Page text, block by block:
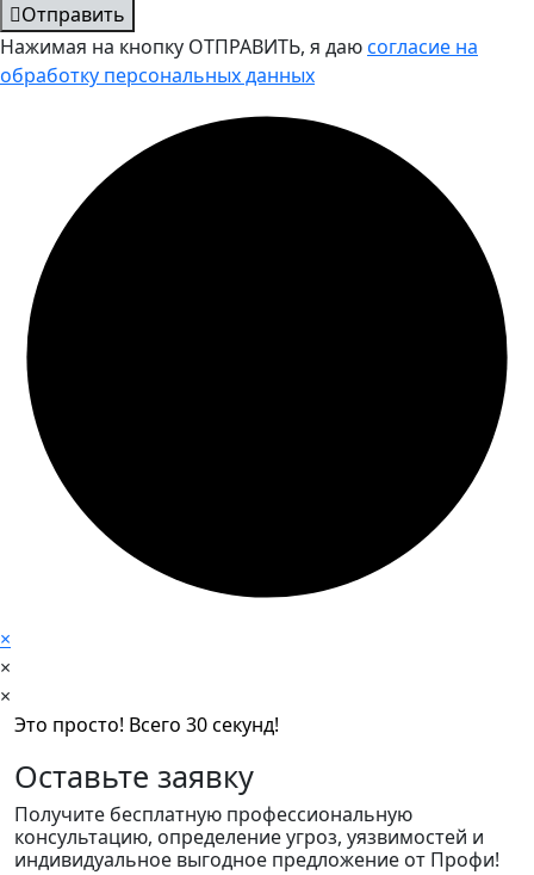
Отправить
Нажимая на кнопку ОТПРАВИТЬ, я даюсогласие на
обработку персональных данных
×
×
×
Это просто! Всего 30 секунд!
Оставьте заявку
Получите бесплатную профессиональную
консультацию, определение угроз, уязвимостей и
индивидуальное выгодное предложение от Профи!